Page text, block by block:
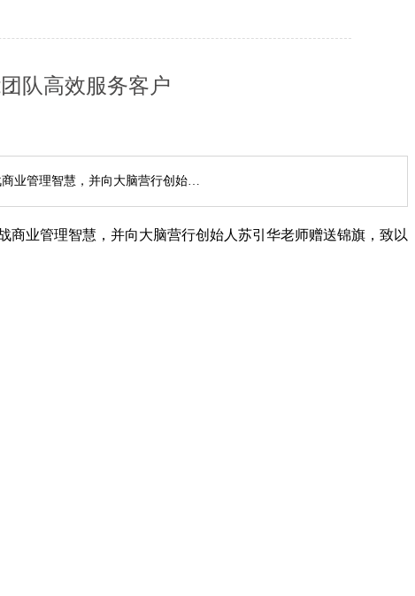
队高效服务客户
业管理智慧，并向大脑营行创始…
业管理智慧，并向大脑营行创始人苏引华老师赠送锦旗，致以